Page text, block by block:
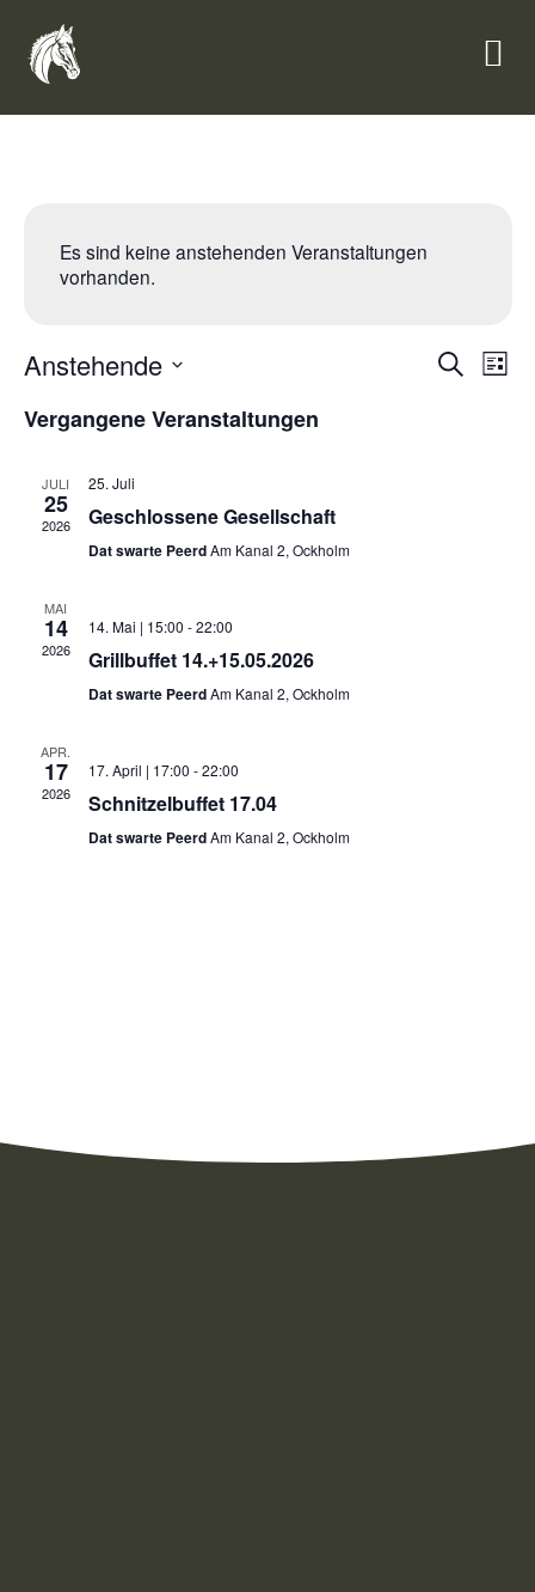
Es sind keine anstehenden Veranstaltungen
vorhanden.
SucheListe
Anstehende
wählen.
Vergangene Veranstaltungen
JULI
25
2026
25. Juli
Geschlossene Gesellschaft
Dat swarte PeerdAm Kanal 2, Ockholm
MAI
14
2026
14. Mai | 15:00 -22:00
Grillbuffet 14.+15.05.2026
Dat swarte PeerdAm Kanal 2, Ockholm
APR.
17
2026
17. April | 17:00 -22:00
Schnitzelbuffet 17.04
Dat swarte PeerdAm Kanal 2, Ockholm